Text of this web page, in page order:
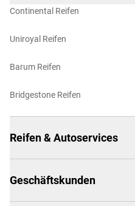
Continental Reifen
Uniroyal Reifen
Barum Reifen
Bridgestone Reifen
Reifen & Autoservices
Geschäftskunden